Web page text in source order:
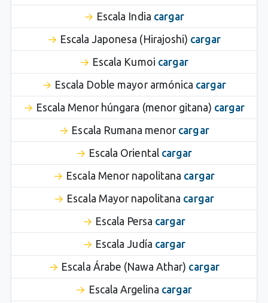
Escala India cargar
Escala Japonesa (Hirajoshi) cargar
Escala Kumoi cargar
Escala Doble mayor armónica cargar
Escala Menor húngara (menor gitana) cargar
Escala Rumana menor cargar
Escala Oriental cargar
Escala Menor napolitana cargar
Escala Mayor napolitana cargar
Escala Persa cargar
Escala Judía cargar
Escala Árabe (Nawa Athar) cargar
Escala Argelina cargar